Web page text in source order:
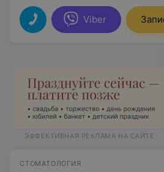
Viber
ЭФФЕКТИВНАЯ РЕКЛАМА НА САЙТЕ
СТОМАТОЛОГИЯ